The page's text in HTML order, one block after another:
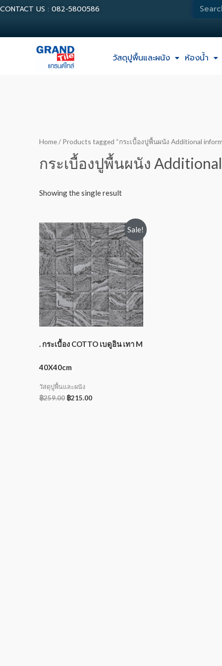
CONTACT US : 082-5800586
วัสดุปูพื้นและผนัง ห้องน้ำ
Home/ Products tagged “กระเบื้องปูพื้นผนัง Additional
กระเบื้องปูพื้นผนัง
Showing the single result
Sale!
. กระเบื้อง COTTO เบดูอิน เทา M
40X40cm
วัสดุปูพื้นและผนัง
฿259.00 ฿215.00